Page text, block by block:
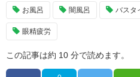
お風呂 闇風呂 バスタ
眼精疲労
この記事は約 10 分で読めます。